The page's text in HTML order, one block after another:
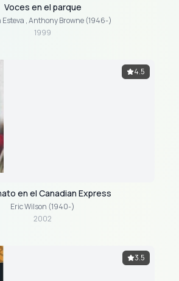
Voces en el parque
,Anthony Browne (1946-)
1999
4.5
en el Canadian Express
Eric Wilson (1940-)
2002
3.5